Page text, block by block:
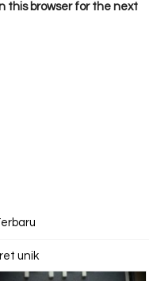
this browser for the next
unik